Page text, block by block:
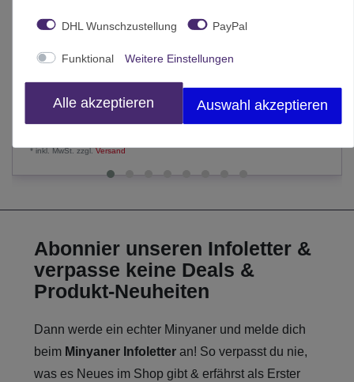
Hell’s Paradise Band 7 (Deutsch)
6,95 € *
In den Warenkorb
*inkl. MwSt.zzgl.Versand
Abonnier unseren Infoletter &
verpasse keine Deals &
Produkt-Neuheiten
Dann werde ein echter Minyaner und melde dich
beim Minyaner Infoletter an! So verpasst du nie,
was es Neues im Shop gibt & erfährst als Erster
DHL Wunschzustellung PayPal
Funktional Weitere Einstellungen
Alle akzeptieren Auswahl akzeptieren